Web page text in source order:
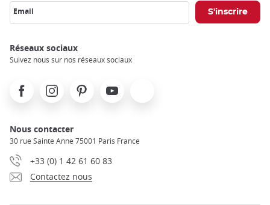
Email
Réseaux sociaux
Suivez nous sur nos réseaux sociaux
FacebookInstagramPinterest Youtube
Nous contacter
30 rue Sainte Anne 75001 Paris France
+33 (0) 1 42 61 60 83
Contactez nous